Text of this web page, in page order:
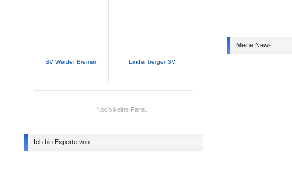
SV Werder Bremen Lindenberger SV
Noch keine Fans.
Ich bin Experte von ...
Meine News